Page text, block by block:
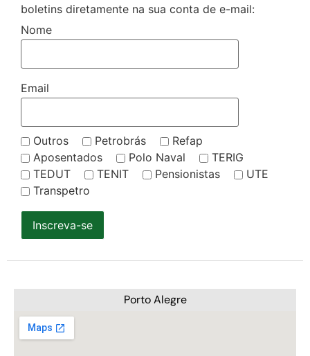
boletins diretamente na sua conta de e-mail:
Nome
Email
Outros Petrobrás
Refap
Aposentados
Polo Naval
TERIG
TEDUT
TENIT Pensionistas
UTE
Transpetro
Inscreva-se
Porto Alegre